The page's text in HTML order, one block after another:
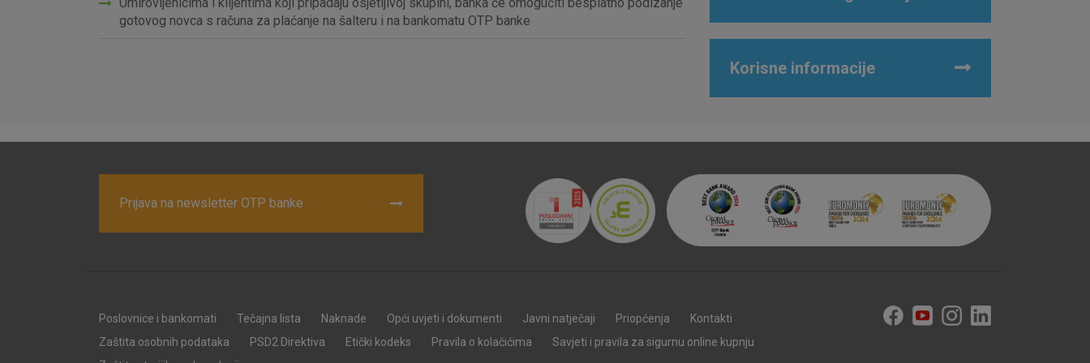
gotovog novca s računa za plaćanje na šalteru i na bankomatu OTP banke
Korisne informacije
Prijava na newsletter OTP banke
Poslovnice i bankomati Tečajna lista Naknade Opći uvjeti i dokumenti Javni natječaji Priopćenja
Kontakti
Zaštita osobnih podataka
PSD2 Direktiva Etički kodeks Pravila o kolačićima
Savjeti i pravila za sigurnu online kupnju
Analitički
kolačići
Detaljnije informacije o kolačićima